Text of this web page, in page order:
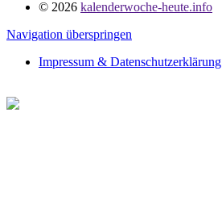
© 2026 kalenderwoche-heute.info
Navigation überspringen
Impressum & Datenschutzerklärung